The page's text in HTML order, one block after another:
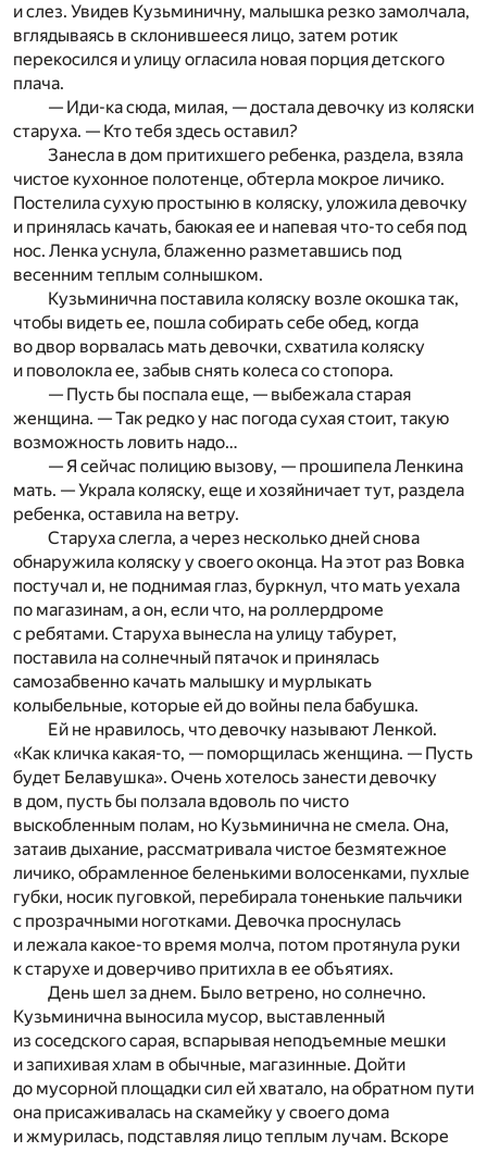
и слез. Увидев Кузьминичну, малышка резко замолчала,
вглядываясь в склонившееся лицо, затем ротик
перекосился и улицу огласила новая порция детского
плача.
— Иди-ка сюда, милая, — достала девочку из коляски
старуха. — Кто тебя здесь оставил?
Занесла в дом притихшего ребенка, раздела, взяла
чистое кухонное полотенце, обтерла мокрое личико.
Постелила сухую простыню в коляску, уложила девочку
и принялась качать, баюкая ее и напевая что-то себя под
нос. Ленка уснула, блаженно разметавшись под
весенним теплым солнышком.
Кузьминична поставила коляску возле окошка так,
чтобы видеть ее, пошла собирать себе обед, когда
во двор ворвалась мать девочки, схватила коляску
и поволокла ее, забыв снять колеса со стопора.
— Пусть бы поспала еще, — выбежала старая
женщина. — Так редко у нас погода сухая стоит, такую
возможность ловить надо…
— Я сейчас полицию вызову, — прошипела Ленкина
мать. — Украла коляску, еще и хозяйничает тут, раздела
ребенка, оставила на ветру.
Старуха слегла, а через несколько дней снова
обнаружила коляску у своего оконца. На этот раз Вовка
постучал и, не поднимая глаз, буркнул, что мать уехала
по магазинам, а он, если что, на роллердроме
с ребятами. Старуха вынесла на улицу табурет,
поставила на солнечный пятачок и принялась
самозабвенно качать малышку и мурлыкать
колыбельные, которые ей до войны пела бабушка.
Ей не нравилось, что девочку называют Ленкой.
«Как кличка какая-то, — поморщилась женщина. — Пусть
будет Белавушка». Очень хотелось занести девочку
в дом, пусть бы ползала вдоволь по чисто
выскобленным полам, но Кузьминична не смела. Она,
затаив дыхание, рассматривала чистое безмятежное
личико, обрамленное беленькими волосенками, пухлые
губки, носик пуговкой, перебирала тоненькие пальчики
с прозрачными ноготками. Девочка проснулась
и лежала какое-то время молча, потом протянула руки
к старухе и доверчиво притихла в ее объятиях.
День шел за днем. Было ветрено, но солнечно.
Кузьминична выносила мусор, выставленный
из соседского сарая, вспарывая неподъемные мешки
и запихивая хлам в обычные, магазинные. Дойти
до мусорной площадки сил ей хватало, на обратном пути
она присаживалась на скамейку у своего дома
и жмурилась, подставляя лицо теплым лучам. Вскоре